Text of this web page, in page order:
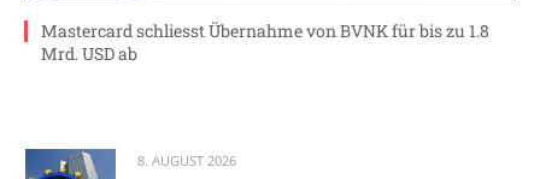
Mastercard schliesst Übernahme von BVNK für bis zu 1.8
Mrd. USD ab
8. AUGUST 2026